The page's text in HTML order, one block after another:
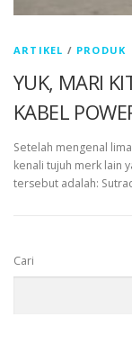
ARTIKEL / PRODUK
YUK, MARI
KABEL
Setelah mengenal
kenali tujuh merk lain
tersebut adalah:
Cari